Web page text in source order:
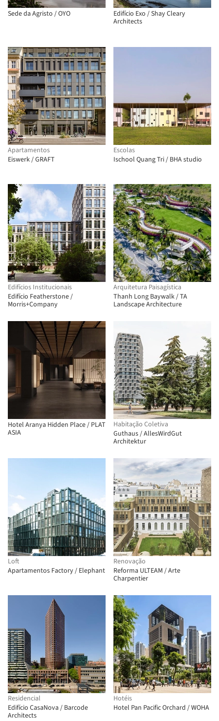
Sede da Agristo / OYO
Edifício Exo / Shay Cleary
Architects
Apartamentos
Eiswerk / GRAFT
Escolas
Ischool Quang Tri / BHA studio
Edifícios Institucionais
Edifício Featherstone /
Morris+Company
Arquitetura Paisagística
Thanh Long Baywalk / TA
Landscape Architecture
Hotel Aranya Hidden Place / PLAT
ASIA
Habitação Coletiva
Guthaus / AllesWirdGut
Architektur
Loft
Apartamentos Factory / Elephant
Renovação
Reforma ULTEAM / Arte
Charpentier
Residencial
Edifício CasaNova / Barcode
Architects
Hotéis
Hotel Pan Pacific Orchard / WOHA